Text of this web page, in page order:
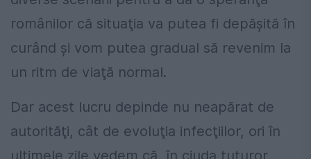
românilor că situaţia va putea fi depăşită în
curând şi vom putea gradual să revenim la
un ritm de viaţă normal.
Dar acest lucru depinde nu neapărat de
autorităţi, cât de evoluţia infecţiilor, ori în